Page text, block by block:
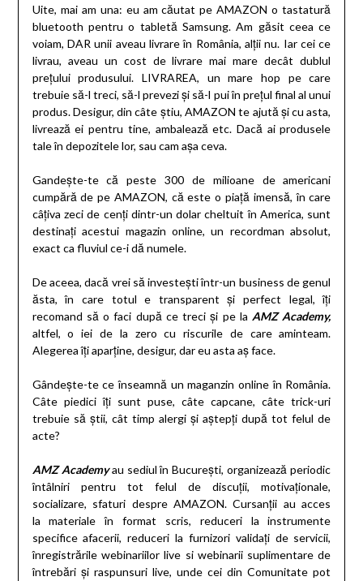
Uite, mai am una: eu am căutat pe AMAZON o tastatură
bluetooth pentru o tabletă Samsung. Am găsit ceea ce
voiam, DAR unii aveau livrare în România, alții nu. Iar cei ce
livrau, aveau un cost de livrare mai mare decât dublul
prețului produsului. LIVRAREA, un mare hop pe care
trebuie să-l treci, să-l prevezi și să-l pui în prețul final al unui
produs. Desigur, din câte știu, AMAZON te ajută și cu asta,
livrează ei pentru tine, ambalează etc. Dacă ai produsele
tale în depozitele lor, sau cam așa ceva.
Gandește-te că peste 300 de milioane de americani
cumpără de pe AMAZON, că este o piață imensă, în care
câțiva zeci de cenți dintr-un dolar cheltuit în America, sunt
destinați acestui magazin online, un recordman absolut,
exact ca fluviul ce-i dă numele.
De aceea, dacă vrei să investești într-un business de genul
ăsta, în care totul e transparent și perfect legal, îți
recomand să o faci după ce treci și pe la AMZ Academy,
altfel, o iei de la zero cu riscurile de care aminteam.
Alegerea îți aparține, desigur, dar eu asta aș face.
Gândește-te ce înseamnă un maganzin online în România.
Câte piedici îți sunt puse, câte capcane, câte trick-uri
trebuie să știi, cât timp alergi și aștepți după tot felul de
acte?
AMZ Academyau sediul în București, organizează periodic
întâlniri pentru tot felul de discuții, motivaționale,
socializare, sfaturi despre AMAZON. Cursanții au acces
la materiale în format scris, reduceri la instrumente
specifice afacerii, reduceri la furnizori validați de servicii,
înregistrările webinariilor live si webinarii suplimentare de
întrebări și raspunsuri live, unde cei din Comunitate pot